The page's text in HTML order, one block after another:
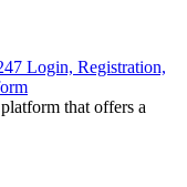
Login, Registration,
that offers a